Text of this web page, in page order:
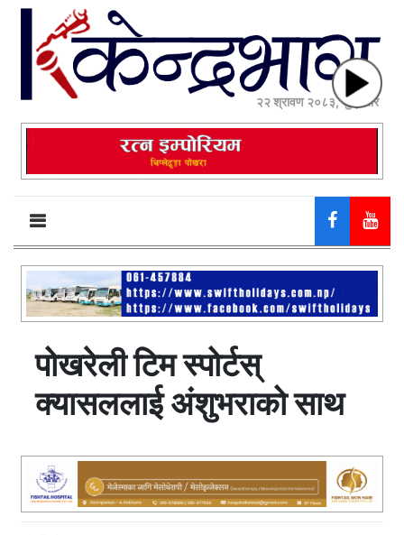
२२ श्रावण २०८३, शुक्रबार
पोखरेली टिम स्पोर्टस्
क्यासललाई अंशुभराको साथ